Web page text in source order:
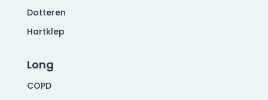
Dotteren
Hartklep
Long
COPD